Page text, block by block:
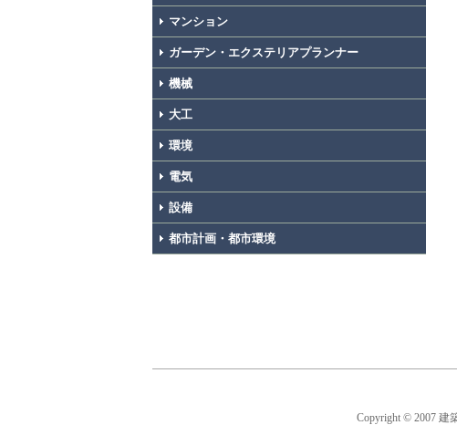
マンション
ガーデン・エクステリアプランナー
機械
大工
環境
電気
設備
都市計画・都市環境
Copyright © 2007 建